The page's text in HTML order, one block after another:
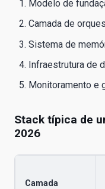
Modelo de
Camada de
Sistema de
Infraestrutura de
Monitoramento e
Stack típica de
2026
Camada